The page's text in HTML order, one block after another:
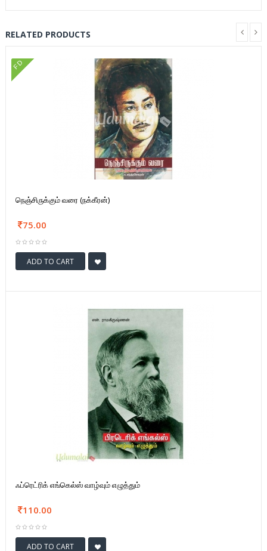
RELATED PRODUCTS
FD
நெஞ்சிருக்கும் வரை (நக்கீரன்)
75.00
ADD TO CART
ஃப்ரெட்ரிக் எங்கெல்ஸ் வாழ்வும் எழுத்தும்
110.00
ADD TO CART